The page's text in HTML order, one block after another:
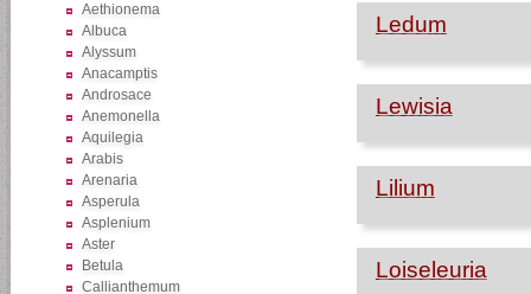
Aethionema
Albuca
Alyssum
Anacamptis
Androsace
Anemonella
Aquilegia
Arabis
Arenaria
Asperula
Asplenium
Aster
Betula
Callianthemum
Ledum
Lewisia
Lilium
Loiseleuria